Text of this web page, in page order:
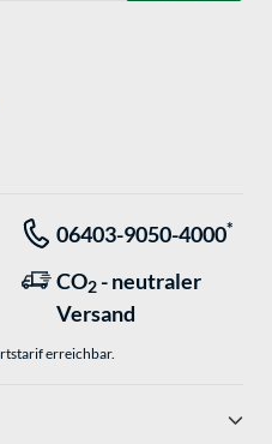
06403-9050-4000*
CO2 - neutraler
Versand
erreichbar.